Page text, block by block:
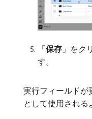
「保存 」をク
す。
実行フィールドが
として使用される